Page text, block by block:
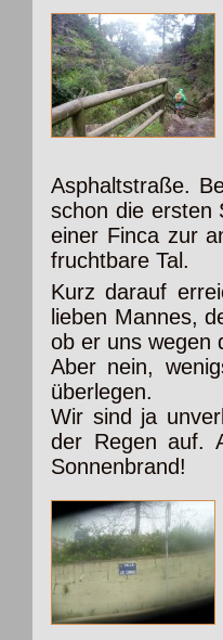
Asphaltstraße.
schon die ersten
einer Finca zur
fruchtbare Tal.
Kurz darauf
lieben Mannes,
ob er uns wegen
Aber nein,
überlegen.
Wir sind ja
der Regen auf.
Sonnenbrand!